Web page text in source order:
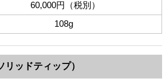
60,000円（税別）
108g
ッドティップ）